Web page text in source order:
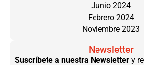
Junio 2024
Febrero 2024
Noviembre 2023
Newsletter
Suscríbete a nuestra Newsletter y